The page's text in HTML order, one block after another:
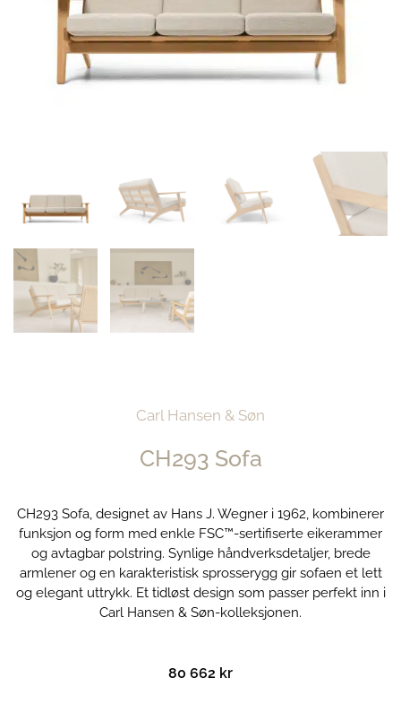
Carl Hansen & Søn
CH293 Sofa
CH293 Sofa, designet av Hans J. Wegner i 1962, kombinerer
funksjon og form med enkle FSC™-sertifiserte eikerammer
og avtagbar polstring. Synlige håndverksdetaljer, brede
armlener og en karakteristisk sprosserygg gir sofaen et lett
og elegant uttrykk. Et tidløst design som passer perfekt inn i
Carl Hansen & Søn-kolleksjonen.
80 662 kr